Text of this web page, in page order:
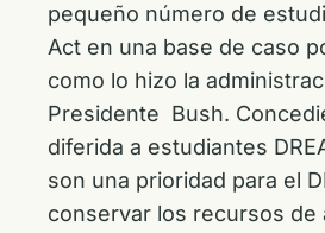
pequeño número de
Act en una base de caso
como lo hizo la
Presidente Bush.
diferida a estudiantes
son una prioridad para el
conservar los recursos de